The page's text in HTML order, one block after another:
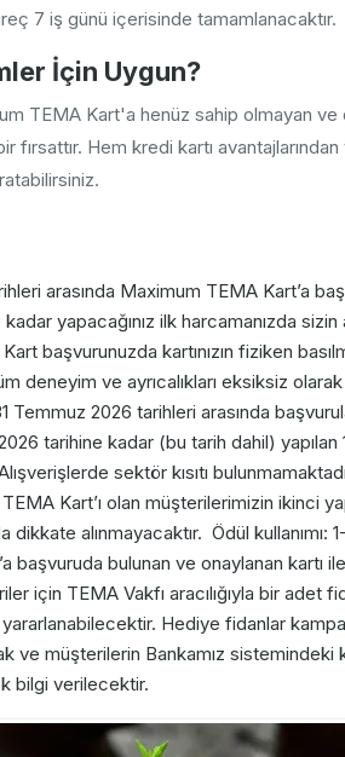
7 iş günü içerisinde tamamlanacaktır.
İçin Uygun?
TEMA Kart'a henüz sahip olmayan
fırsattır. Hem kredi kartı
arasında Maximum TEMA Kart’a
yapacağınız ilk harcamanızda sizin
başvurunuzda kartınızın fiziken
deneyim ve ayrıcalıkları eksiksiz
Temmuz 2026 tarihleri arasında
tarihine kadar (bu tarih dahil)
sektör kısıtı
Kart’ı olan müşterilerimizin ikinci
dikkate alınmayacaktır. Ödül kullanımı:
başvuruda bulunan ve onaylanan kartı
için TEMA Vakfı aracılığıyla bir adet
Hediye fidanlar
ve müşterilerin Bankamız sistemindeki
bilgi verilecektir.